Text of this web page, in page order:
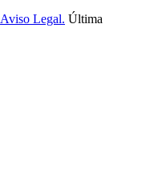
Aviso Legal. Última